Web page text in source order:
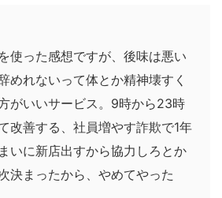
使った感想ですが、後味は悪い
めれないって体とか精神壊すく
がいいサービス。9時から23時
改善する、社員増やす詐欺で1年
いに新店出すから協力しろとか
決まったから、やめてやった